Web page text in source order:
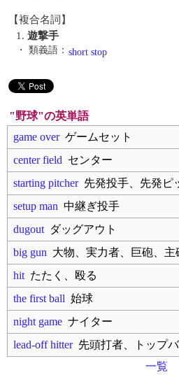
【複合名詞】
1. 遊撃手
・ 類義語： short stop
"野球"の英単語
game overゲームセット
center field センター
starting pitcher先発投手、先発ピ
setup man 中継ぎ投手
dugout ダッグアウト
big gun 大物、実力者、巨砲、主
hit たたく、殴る
the first ball 始球
night game ナイター
lead-off hitter先頭打者、トップ
一覧